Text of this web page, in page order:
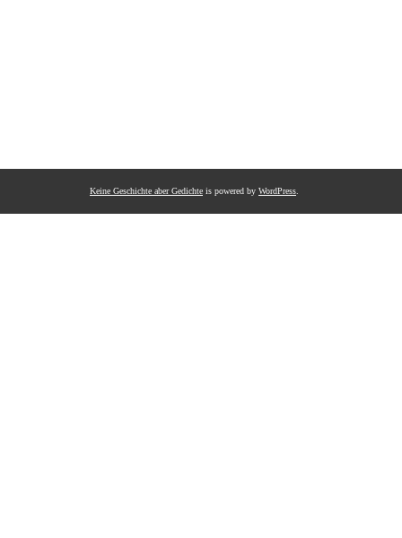
Keine Geschichte aber Gedichte is powered by WordPress